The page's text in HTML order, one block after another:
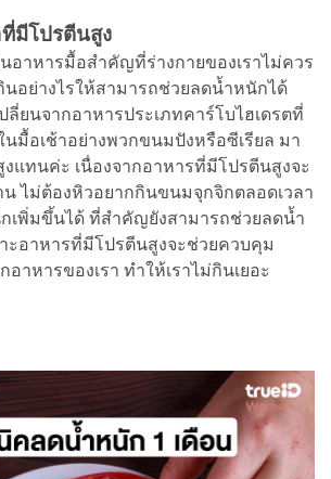
มีโปรตีนสูง
นอาหารมื้อสำคัญที่ร่างกายของเราไม่ควร
นอย่างไรให้สามารถช่วยลดน้ำหนักได้
ลี่ยนจากอาหารประเภทคาร์โบไฮเดรตที่
นมื้อเช้าอย่างพวกขนมปังหรือซีเรียล มา
แทนค่ะ เนื่องจากอาหารที่มีโปรตีนสูงจะ
ไม่ต้องหิวอยากกินขนมจุกจิกตลอดเวลา
เพิ่มขึ้นได้ ที่สำคัญยังสามารถช่วยลดน้ำ
ะอาหารที่มีโปรตีนสูงจะช่วยควบคุม
าหารของเรา ทำให้เราไม่กินเยอะ